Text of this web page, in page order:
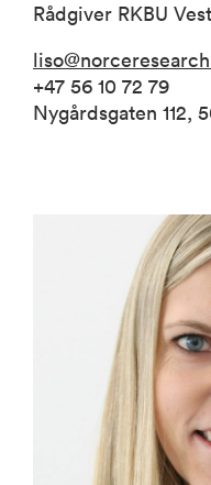
Rådgiver RKBU Vest
+47 56 10 72 79
Nygårdsgaten 112,